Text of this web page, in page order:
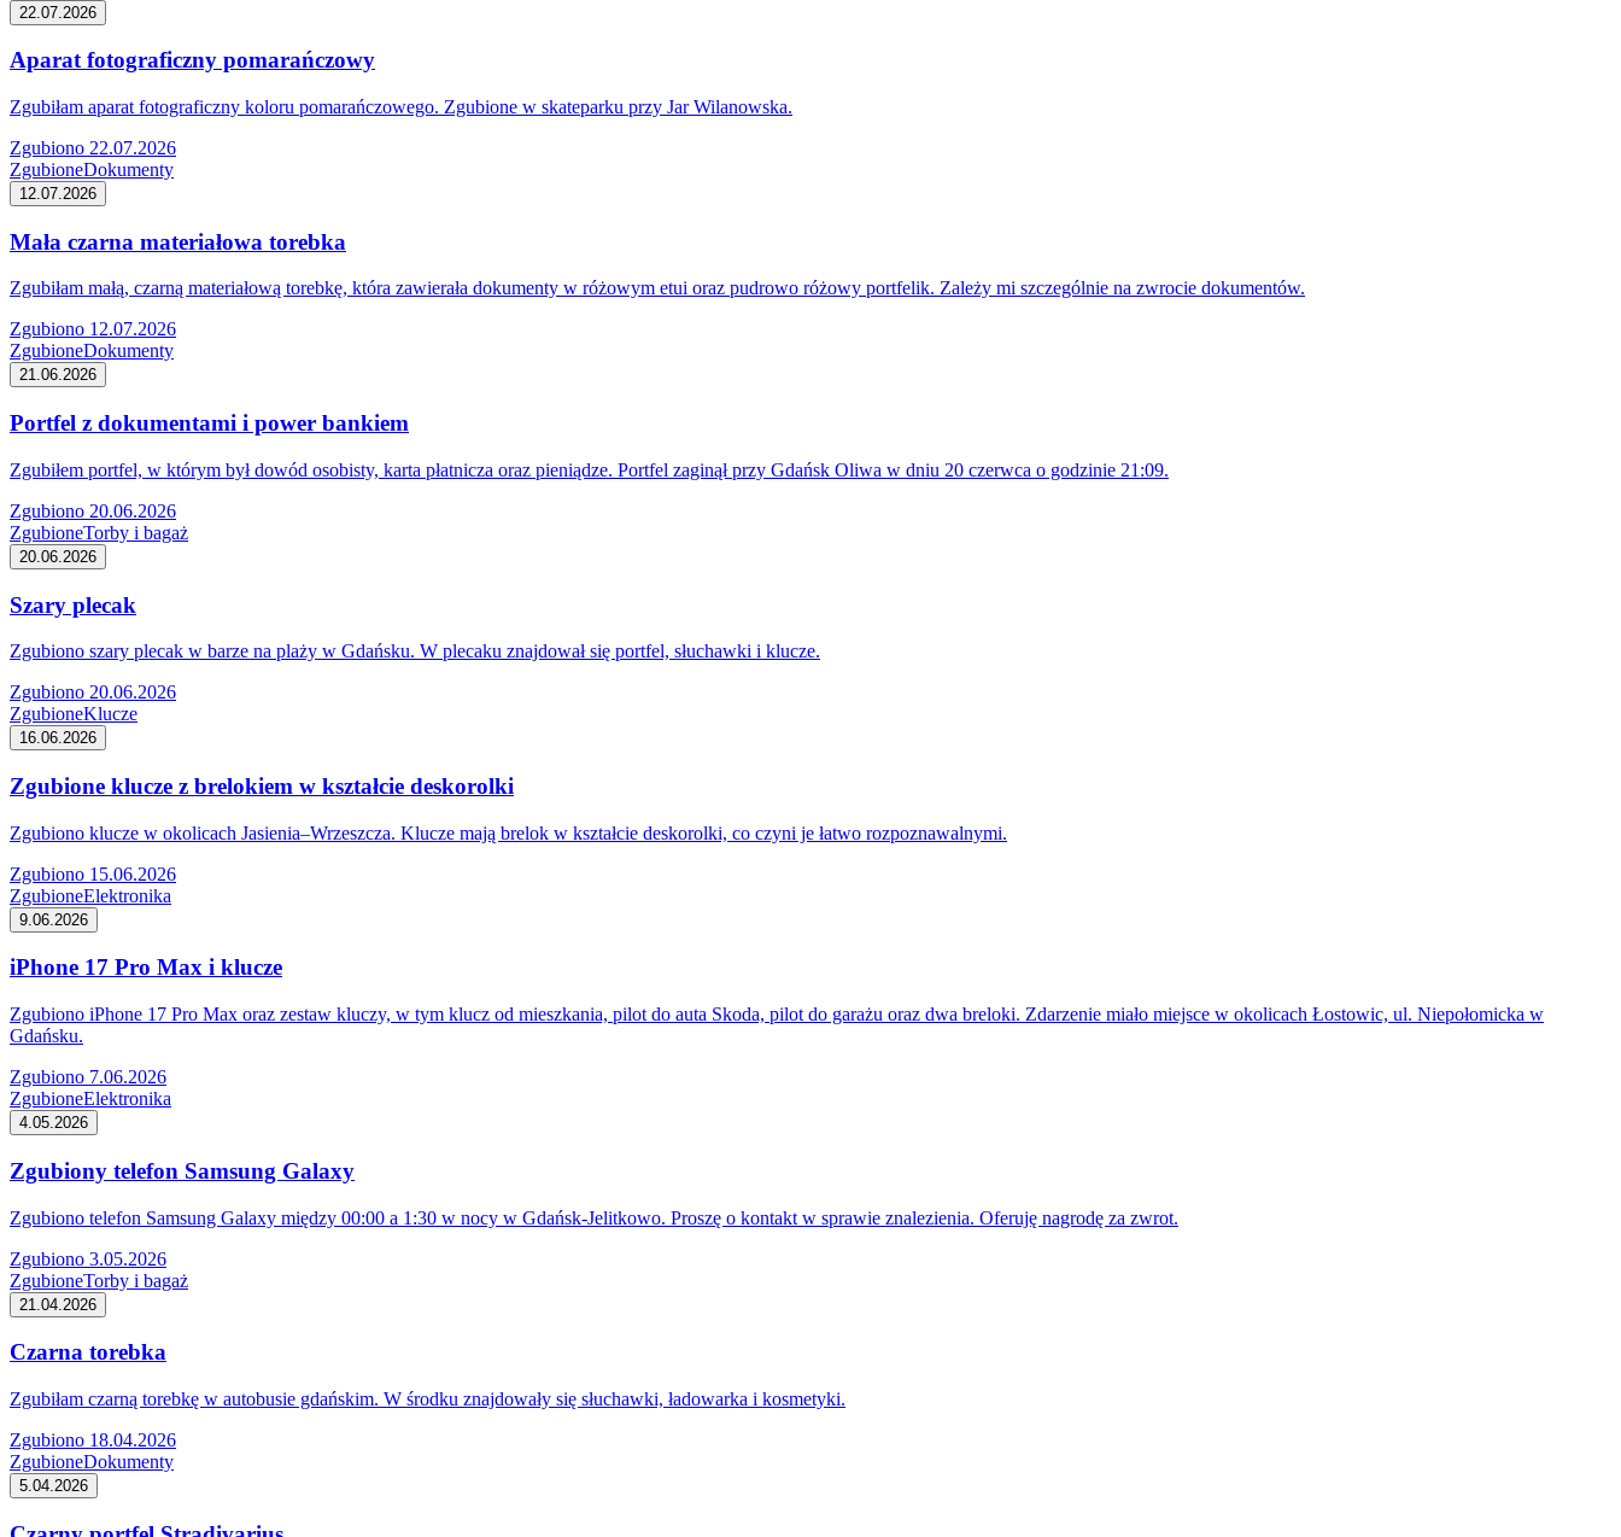
22.07.2026
Aparat fotograficzny pomarańczowy
Zgubiłam aparat fotograficzny koloru pomarańczowego. Zgubione w skateparku przy Jar Wilanowska.
Zgubiono 22.07.2026
ZgubioneDokumenty
12.07.2026
Mała czarna materiałowa torebka
Zgubiłam małą, czarną materiałową torebkę, która zawierała dokumenty w różowym etui oraz pudrowo różowy portfelik. Zależy mi szczególnie na zwrocie dokumentów.
Zgubiono 12.07.2026
ZgubioneDokumenty
21.06.2026
Portfel z dokumentami i power bankiem
Zgubiłem portfel, w którym był dowód osobisty, karta płatnicza oraz pieniądze. Portfel zaginął przy Gdańsk Oliwa w dniu 20 czerwca o godzinie 21:09.
Zgubiono 20.06.2026
ZgubioneTorby i bagaż
20.06.2026
Szary plecak
Zgubiono szary plecak w barze na plaży w Gdańsku. W plecaku znajdował się portfel, słuchawki i klucze.
Zgubiono 20.06.2026
ZgubioneKlucze
16.06.2026
Zgubione klucze z brelokiem w kształcie deskorolki
Zgubiono klucze w okolicach Jasienia–Wrzeszcza. Klucze mają brelok w kształcie deskorolki, co czyni je łatwo rozpoznawalnymi.
Zgubiono 15.06.2026
ZgubioneElektronika
9.06.2026
iPhone 17 Pro Max i klucze
Zgubiono iPhone 17 Pro Max oraz zestaw kluczy, w tym klucz od mieszkania, pilot do auta Skoda, pilot do garażu oraz dwa breloki. Zdarzenie miało miejsce w okolicach Łostowic, ul. Niepołomicka w
Gdańsku.
Zgubiono 7.06.2026
ZgubioneElektronika
4.05.2026
Zgubiony telefon Samsung Galaxy
Zgubiono telefon Samsung Galaxy między 00:00 a 1:30 w nocy w Gdańsk-Jelitkowo. Proszę o kontakt w sprawie znalezienia. Oferuję nagrodę za zwrot.
Zgubiono 3.05.2026
ZgubioneTorby i bagaż
21.04.2026
Czarna torebka
Zgubiłam czarną torebkę w autobusie gdańskim. W środku znajdowały się słuchawki, ładowarka i kosmetyki.
Zgubiono 18.04.2026
ZgubioneDokumenty
5.04.2026